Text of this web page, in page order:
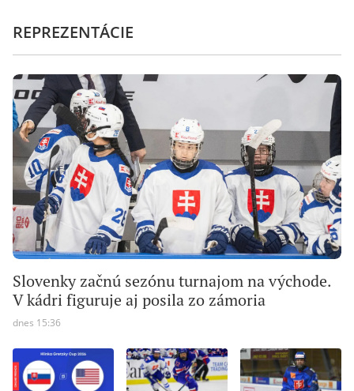
REPREZENTÁCIE
Slovenky začnú sezónu turnajom na východe.
V kádri figuruje aj posila zo zámoria
dnes 15:36